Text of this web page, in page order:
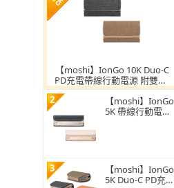
【moshi】IonGo 10K Duo-C
PD充電帶線行動電源 附雙US
B-C充電線(USB-C行動電源)
2
【moshi】IonGo
5K 帶線行動電源
3
【moshi】IonGo
5K Duo-C PD充電